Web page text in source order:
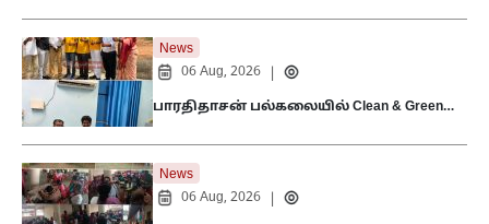
News
06 Aug, 2026
பாரதிதாசன் பல்கலையில் Clean & Green…
News
06 Aug, 2026